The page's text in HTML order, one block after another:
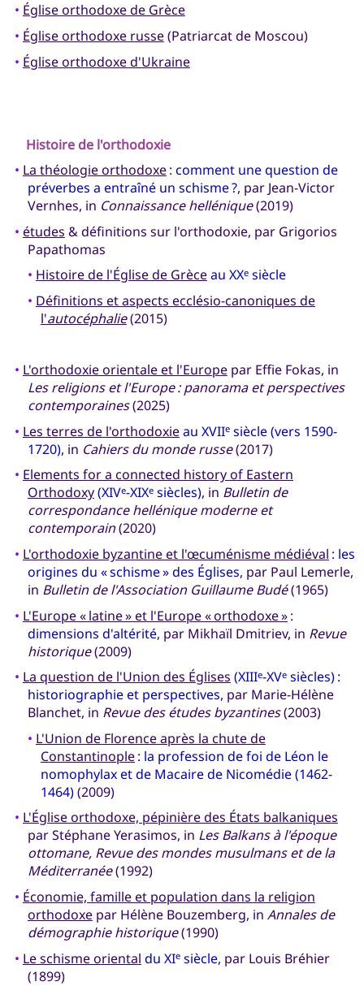
• Église orthodoxe de Grèce
• Église orthodoxe russe(Patriarcat de Moscou)
• Église orthodoxe d'Ukraine
Histoire de l'orthodoxie
• La théologie orthodoxe: comment une question de
préverbes a entraîné un schisme ?, par Jean-Victor
Vernhes, in Connaissance hellénique(2019)
• études & définitions sur l'orthodoxie, par Grigorios
Papathomas
• Histoire de l'Église de Grèceau XXesiècle
• Définitions et aspects ecclésio-canoniques de
l'autocéphalie(2015)
• L'orthodoxie orientale et l'Europepar Effie Fokas, in
Les religions et l'Europe : panorama et perspectives
contemporaines(2025)
• Les terres de l'orthodoxieau XVIIesiècle (vers 1590-
1720), in Cahiers du monde russe(2017)
• Elements for a connected history of Eastern
Orthodoxy(XIVe-XIXesiècles), in Bulletin de
correspondance hellénique moderne et
contemporain(2020)
• L'orthodoxie byzantine et l'œcuménisme médiéval : les
origines du « schisme » des Églises, par Paul Lemerle,
in Bulletin de l'Association Guillaume Budé(1965)
• L'Europe « latine » et l'Europe « orthodoxe »:
dimensions d'altérité, par Mikhaïl Dmitriev, in Revue
historique(2009)
• La question de l'Union des Églises (XIIIe-XVesiècles) :
historiographie et perspectives, par Marie-Hélène
Blanchet, in Revue des études byzantines(2003)
• L'Union de Florence après la chute de
Constantinople: la profession de foi de Léon le
nomophylax et de Macaire de Nicomédie (1462-
1464)(2009)
• L'Église orthodoxe, pépinière des États balkaniques
par Stéphane Yerasimos, in Les Balkans à l'époque
ottomane, Revue des mondes musulmans et de la
Méditerranée(1992)
• Économie, famille et population dans la religion
orthodoxepar Hélène Bouzemberg, in Annales de
démographie historique(1990)
• Le schisme oriental du XIesiècle, par Louis Bréhier
(1899)